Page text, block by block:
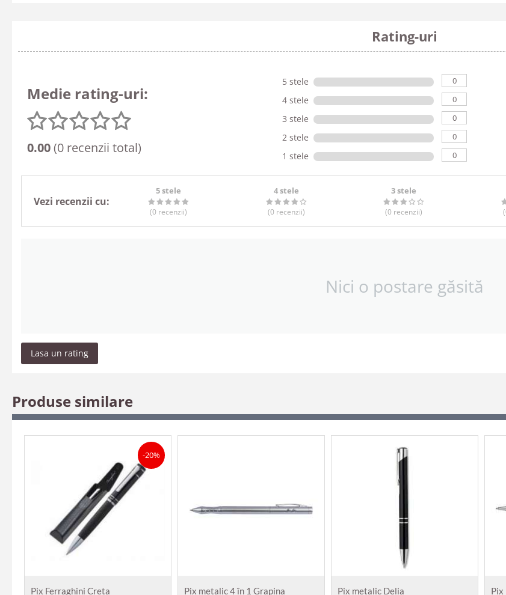
Rating-uri
Medie rating-uri:
0.00(0 recenzii total)
5 stele 0
4 stele 0
3 stele 0
2 stele 0
1 stele 0
Vezi recenzii cu:
5 stele
(0 recenzii)
4 stele
(0 recenzii)
3 stele
(0 recenzii)
Nici o postare găsită
Lasa un rating
Produse similare
-20%
Pix Ferraghini Creta Pix metalic 4 în 1 Grapina Pix metalic Delia Pix